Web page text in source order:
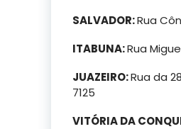
SALVADOR:Rua
ITABUNA:Rua
JUAZEIRO:Rua da
7125
VITÓRIA DA